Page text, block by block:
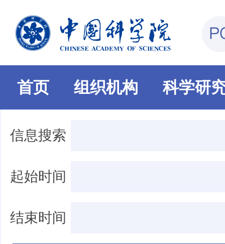
首页 组织机构 科学研
信息搜索
起始时间
结束时间